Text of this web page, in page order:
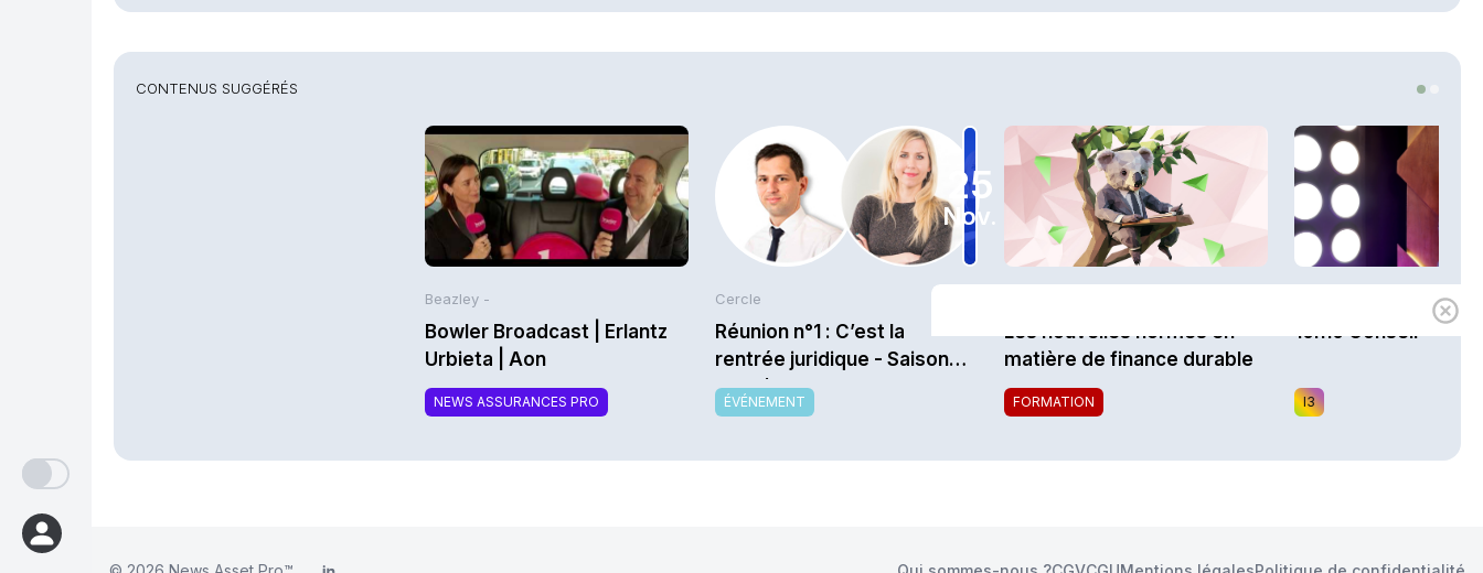
CONTENUS SUGGÉRÉS
Beazley -
Bowler Broadcast | Erlantz
Urbieta | Aon
NEWS ASSURANCES PRO
25
Nov.
Cercle
Réunion n°1 : C’est la
rentrée juridique - Saison
2026/2027
ÉVÉNEMENT
Les nouvelles normes en
matière de finance durable
FORMATION
10h10 Conseil
I3